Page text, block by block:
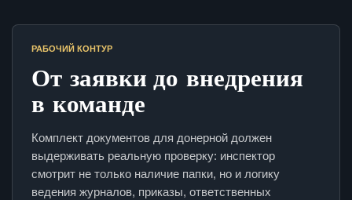
РАБОЧИЙ КОНТУР
От заявки до внедрения
в команде
Комплект документов для донерной должен
выдерживать реальную проверку: инспектор
смотрит не только наличие папки, но и логику
ведения журналов, приказы, ответственных